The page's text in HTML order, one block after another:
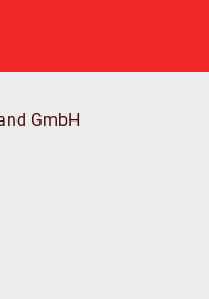
GmbH